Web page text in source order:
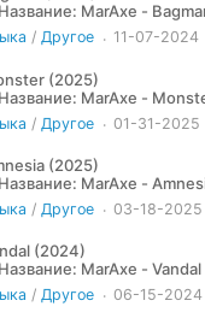
Techno Год: 2024 Количество треков: 4
21:44...11-07-2024
/ Другое
(2025)
Techno Год: 2025 Количество треков: 3
15:59...01-31-2025
/ Другое
(2025)
Techno Год: 2025 Количество треков: 3
16:16...03-18-2025
/ Другое
(2024)
Год: 2024 Количество треков: 3
19:58...06-15-2024
/ Другое